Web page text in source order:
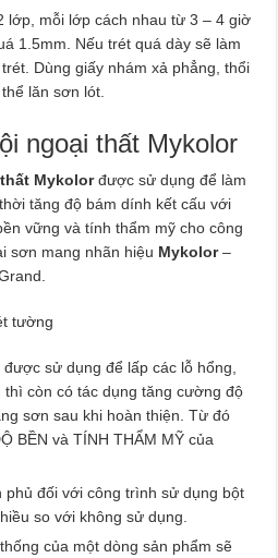
lớp, mỗi lớp cách nhau từ 3 – 4 giờ
1.5mm. Nếu trét quá dày sẽ làm
Dùng giấy nhám xả phẳng, thổi
lăn sơn lót.
ngoại thất Mykolor
Mykolorđược sử dụng để làm
tăng độ bám dính kết cấu với
vững và tính thẩm mỹ cho công
sơn mang nhãn hiệu Mykolor–
tường
sử dụng để lấp các lỗ hổng,
còn có tác dụng tăng cường độ
sơn sau khi hoàn thiện. Từ đó
BỀN và TÍNH THẨM MỸ của
phủ đối với công trình sử dụng bột
so với không sử dụng.
của một dòng sản phẩm sẽ